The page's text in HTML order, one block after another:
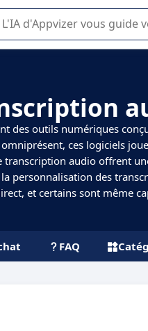
guide dans l'utilisation ou
des outils numériques
ces logiciels
transcription audio offrent
personnalisation des
et certains sont même
FAQ